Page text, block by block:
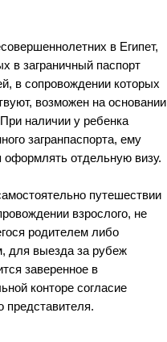
в Египет,
в заграничный паспорт
в сопровождении которых
возможен на основании
наличии у ребенка
загранпаспорта, ему
оформлять отдельную визу.
путешествии
взрослого, не
родителем либо
для выезда за рубеж
заверенное в
конторе согласие
представителя.